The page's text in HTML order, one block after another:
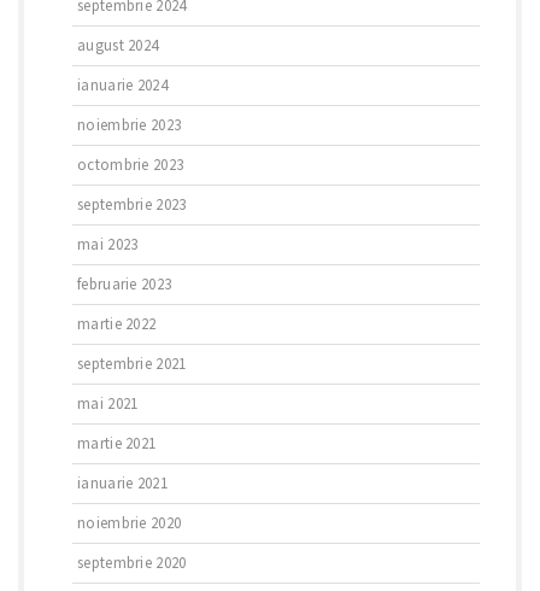
septembrie 2024
august 2024
ianuarie 2024
noiembrie 2023
octombrie 2023
septembrie 2023
mai 2023
februarie 2023
martie 2022
septembrie 2021
mai 2021
martie 2021
ianuarie 2021
noiembrie 2020
septembrie 2020